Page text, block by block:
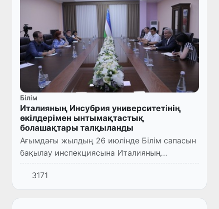
Білім
Италияның Инсубрия университетінің
өкілдерімен ынтымақтастық
болашақтары талқыланды
Ағымдағы жылдың 26 июлінде Білім сапасын
бақылау инспекциясына Италияның
Инсубриа университетінің өкілдері келді.
Инсубрия университетінің профессорлары
Мауро Фасано мырза, Поззо...
3171